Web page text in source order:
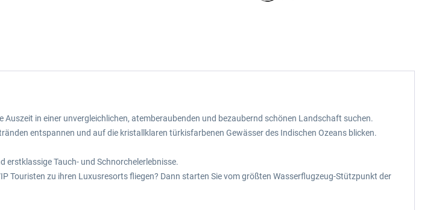
in einer unvergleichlichen, atemberaubenden und bezaubernd schönen Landschaft suchen.
entspannen und auf die kristallklaren türkisfarbenen Gewässer des Indischen Ozeans blicken.
erstklassige Tauch- und Schnorchelerlebnisse.
Touristen zu ihren Luxusresorts fliegen? Dann starten Sie vom größten Wasserflugzeug-Stützpunkt der